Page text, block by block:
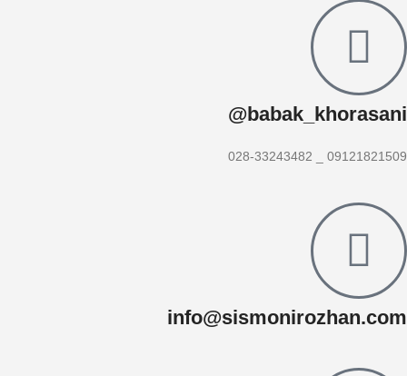
babak_khorasani@
09121821509 _ 028-33243482
info@sismonirozhan.com